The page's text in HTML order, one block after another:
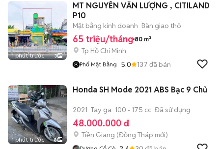
1 phút trước 3
MT NGUYỄN VĂN LƯỢNG , CITILAND
P10
Mặt bằng kinh doanh Bàn giao thô
65 triệu/tháng 80 m²
Tp Hồ Chí Minh
Phố Mặt Bằng 5.0 137 đã bán
1 phút trước 8
Honda SH Mode 2021 ABS Bạc 9 Chủ
2021 Tay ga 100 - 175 cc Đã sử dụng
48.000.000 đ
Tiền Giang (Đồng Tháp mới)